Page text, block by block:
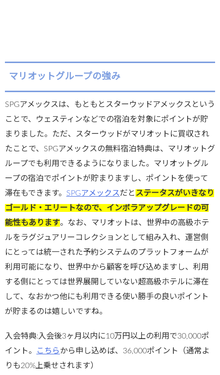
マリオットグループの強み
SPGアメックスは、もともとスターウッドアメックスという
ことで、ウェスティンなどでの宿泊を対象にポイントが貯
まりました。ただ、スターウッドがマリオットに買収され
たことで、SPGアメックスの無料宿泊特典は、マリオットグ
ループでも利用できるようになりました。マリオットグル
ープの宿泊でポイントが貯まりますし、ポイントを使って
滞在もできます。 SPGアメックスだと ステータスがいきなり
ゴールド・エリートなので、インボラアップグレードの可
能性もあります。なお、マリオットは、世界中の高級ホテ
ルをラグジュアリーコレクションとして組み入れ、運営側
にとっては統一された予約システムのプラットフォームが
利用可能になり、世界中から顧客を呼び込めますし、利用
する側にとっては世界展開していない超高級ホテルに滞在
して、なおかつ他にも利用できる使い勝手の良いポイント
が貯まるのは嬉しいですね。
入会特典:入会後3ヶ月以内に10万円以上の利用で30,000ポ
イント。
こちらから申し込めば、36,000ポイント（通常よ
りも20%上乗せされます）